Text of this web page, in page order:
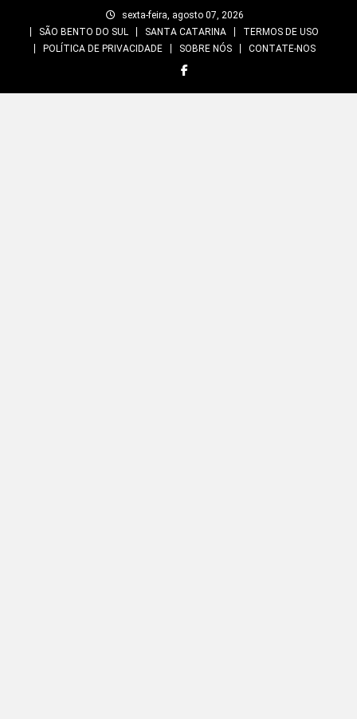
sexta-feira, agosto 07, 2026
SÃO BENTO DO SUL
SANTA CATARINA
TERMOS DE USO
POLÍTICA DE PRIVACIDADE
SOBRE NÓS CONTATE-NOS